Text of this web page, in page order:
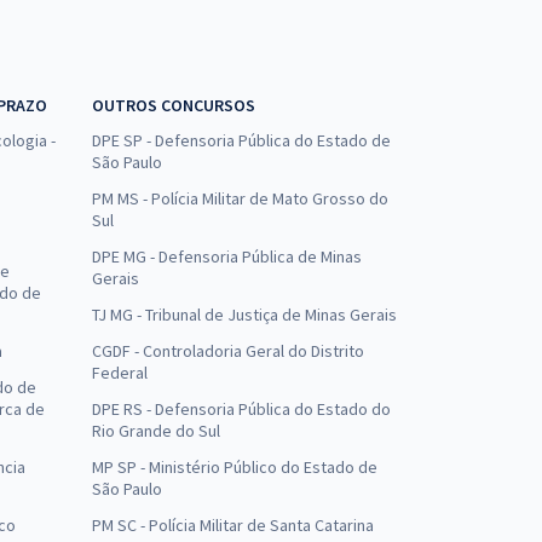
-
de
de
de
OUTROS CONCURSOS
DPE SP - Defensoria Pública do Estado de
São Paulo
PM MS - Polícia Militar de Mato Grosso do
Sul
DPE MG - Defensoria Pública de Minas
Gerais
TJ MG - Tribunal de Justiça de Minas Gerais
CGDF - Controladoria Geral do Distrito
Federal
DPE RS - Defensoria Pública do Estado do
Rio Grande do Sul
MP SP - Ministério Público do Estado de
São Paulo
PM SC - Polícia Militar de Santa Catarina